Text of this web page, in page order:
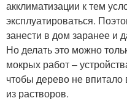
акклиматизации к тем
эксплуатироваться.
занести в дом заранее и
Но делать это можно
мокрых работ –
чтобы дерево не
из растворов.